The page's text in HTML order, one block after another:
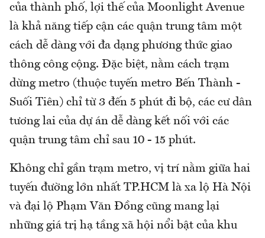
của thành phố, lợi thế của Moonlight Avenue
là khả năng tiếp cận các quận trung tâm một
cách dễ dàng với đa dạng phương thức giao
thông công cộng. Đặc biệt, nằm cách trạm
dừng metro (thuộc tuyến metro Bến Thành -
Suối Tiên) chỉ từ 3 đến 5 phút đi bộ, các cư dân
tương lai của dự án dễ dàng kết nối với các
quận trung tâm chỉ sau 10 - 15 phút.
Không chỉ gần trạm metro, vị trí nằm giữa hai
tuyến đường lớn nhất TP.HCM là xa lộ Hà Nội
và đại lộ Phạm Văn Đồng cũng mang lại
những giá trị hạ tầng xã hội nổi bật của khu